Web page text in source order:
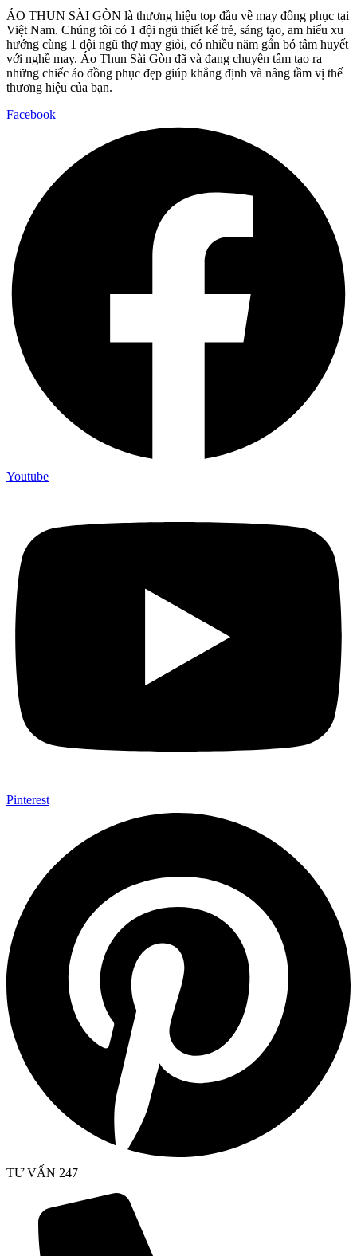
ÁO THUN SÀI GÒN là thương hiệu top đầu về may đồng phục tại
Việt Nam. Chúng tôi có 1 đội ngũ thiết kế trẻ, sáng tạo, am hiểu xu
hướng cùng 1 đội ngũ thợ may giỏi, có nhiều năm gắn bó tâm huyết
với nghề may. Áo Thun Sài Gòn đã và đang chuyên tâm tạo ra
những chiếc áo đồng phục đẹp giúp khẳng định và nâng tầm vị thế
thương hiệu của bạn.
Facebook
Youtube
Pinterest
TƯ VẤN 247